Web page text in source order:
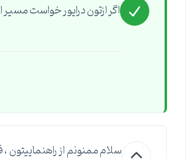
اگر ازتون درایور خواست
سلام ممنونم از